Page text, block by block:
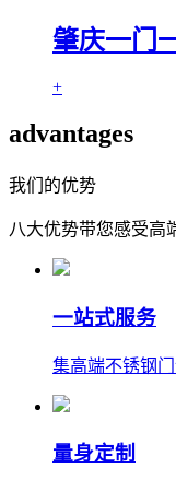
肇庆一门
+
advantages
我们的优势
八大优势带您感受高
一站式服务
集高端不锈钢
量身定制